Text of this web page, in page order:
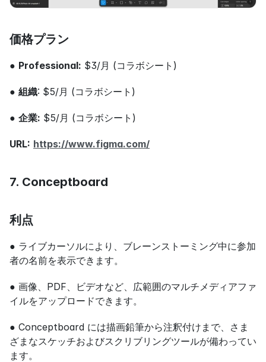
価格プラン
● Professional: $3/月 (コラボシート)
● 組織: $5/月 (コラボシート)
● 企業: $5/月 (コラボシート)
URL: https://www.figma.com/
7. Conceptboard
利点
● ライブカーソルにより、ブレーンストーミング中に参加
者の名前を表示できます。
● 画像、PDF、ビデオなど、広範囲のマルチメディアファ
イルをアップロードできます。
● Conceptboard には描画鉛筆から注釈付けまで、さま
ざまなスケッチおよびスクリブリングツールが備わってい
ます。